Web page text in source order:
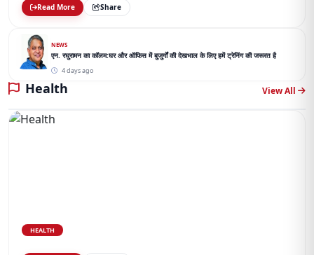
Read More Share
NEWS
एन. रघुरामन का कॉलम:घर और ऑफिस में बुजुर्गों की देखभाल के लिए हमें ट्रेनिंग की जरूरत है
4 days ago
Health View All
HEALTH